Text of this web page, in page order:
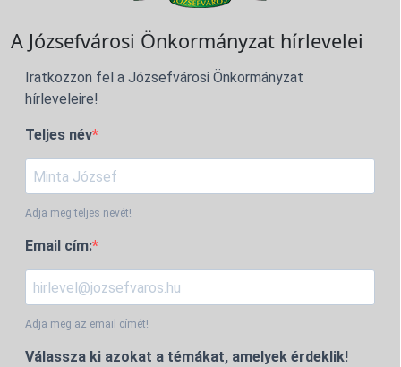
A Józsefvárosi Önkormányzat hírlevelei
Iratkozzon fel a Józsefvárosi Önkormányzat
hírleveleire!
Teljes név
Adja meg teljes nevét!
Email cím:
Adja meg az email címét!
Válassza ki azokat a témákat, amelyek érdeklik!